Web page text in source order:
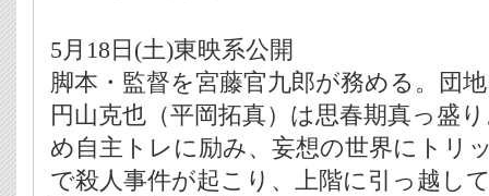
5月18日(土)東映系公開
脚本・監督を宮藤官九郎が務める。団
円山克也（平岡拓真）は思春期真っ盛
め自主トレに励み、妄想の世界にトリ
で殺人事件が起こり、上階に引っ越し